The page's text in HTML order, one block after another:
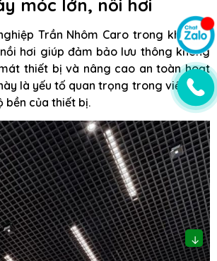
móc lớn, nồi hơi
Trần Nhôm Caro trong khu vực
hơi giúp đảm bảo lưu thông không
thiết bị và nâng cao an toàn hoạt
là yếu tố quan trọng trong việc duy
bền của thiết bị.
↓